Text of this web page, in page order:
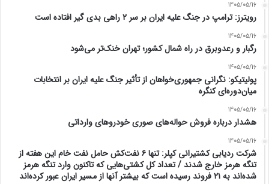
1405/05/16
رویترز: ترامپ در جنگ علیه ایران بر سر ۲ راهی بدی گیر افتاده است
1405/05/16
رگبار و رعدوبرق در راه شمال کشور؛ تهران خنک‌تر می‌شود
1405/05/16
پولیتیکو: نگرانی جمهوری‌خواهان از تأثیر جنگ علیه ایران بر انتخابات
میان‌دوره‌ای کنگره
1405/05/16
هشدار درباره فروش حواله‌های صوری خودروهای وارداتی
1405/05/16
شرکت ردیابی کشتیرانی کپلر: تنها ۶ نفت‌کش حامل نفت خام این هفته از
تنگه هرمز خارج شدند / تعداد کل کشتی‌هایی که تاکنون وارد تنگه هرمز
شده‌اند به ۲۱ فروند رسیده است که بیشتر آنها از مسیر ایران عبور کرده‌اند